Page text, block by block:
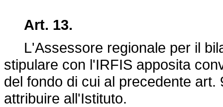
Art. 13.
L'Assessore regionale per il
stipulare con l'IRFIS apposita
del fondo di cui al precedente
attribuire all'Istituto.